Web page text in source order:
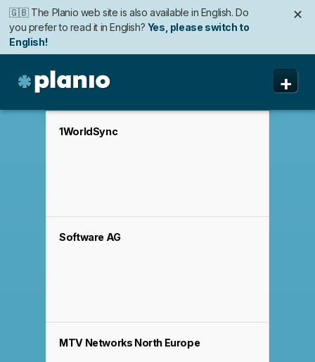
🇬🇧 The Planio web site is also available in English. Do
you prefer to read it in English? Yes, please switch to
English!
✕
Möchten Sie lieber auf Deutsch weiterlesen?
Deutsch wechseln!
✕
本語での表示がお好みですか?
✕
+
Funktionen
Über uns
1WorldSync
Software AG
MTV Networks North Europe